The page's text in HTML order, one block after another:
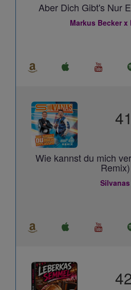
Aber Dich Gibt's Nur
Markus Becker x
41
Wie kannst du mich
Remix)
Silvanas